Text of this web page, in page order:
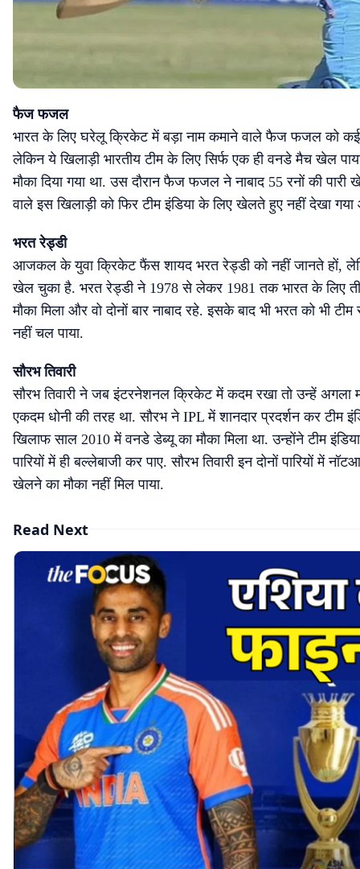
फैज फजल
भारत के लिए घरेलू क्रिकेट में बड़ा नाम कमाने वाले फैज फजल को कई
लेकिन ये खिलाड़ी भारतीय टीम के लिए सिर्फ एक ही वनडे मैच खेल
मौका दिया गया था. उस दौरान फैज फजल ने नाबाद 55 रनों की
वाले इस खिलाड़ी को फिर टीम इंडिया के लिए खेलते हुए नहीं देखा गया
भरत रेड्डी
आजकल के युवा क्रिकेट फैंस शायद भरत रेड्डी को नहीं जानते हों,
खेल चुका है. भरत रेड्डी ने 1978 से लेकर 1981 तक भारत के लिए
मौका मिला और वो दोनों बार नाबाद रहे. इसके बाद भी भरत को भी
नहीं चल पाया.
सौरभ तिवारी
सौरभ तिवारी ने जब इंटरनेशनल क्रिकेट में कदम रखा तो उन्हें अगला
एकदम धोनी की तरह था. सौरभ ने IPL में शानदार प्रदर्शन कर टीम
खिलाफ साल 2010 में वनडे डेब्यू का मौका मिला था. उन्होंने टीम
पारियों में ही बल्लेबाजी कर पाए. सौरभ तिवारी इन दोनों पारियों में
खेलने का मौका नहीं मिल पाया.
Read Next